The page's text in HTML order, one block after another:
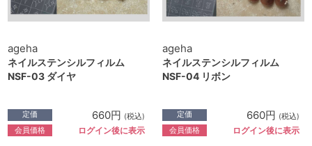
ageha
ネイルステンシルフィルム
NSF-03 ダイヤ
定価 660円 (税込)
会員価格 ログイン後に表示
ageha
ネイルステンシルフィルム
NSF-04 リボン
定価 660円 (税込)
会員価格 ログイン後に表示